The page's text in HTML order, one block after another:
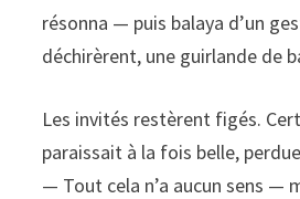
résonna — puis balaya d’un
déchirèrent, une guirlande de
Les invités restèrent figés.
paraissait à la fois belle,
— Tout cela n’a aucun sens —